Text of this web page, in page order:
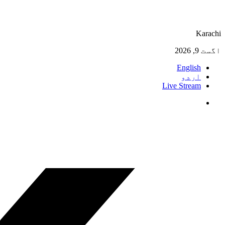
Karachi
اگست 9, 2026
English
اردو
Live Stream